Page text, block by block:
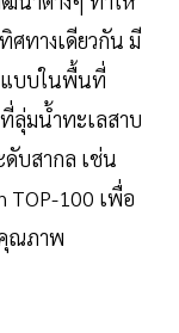
ศทางเดียวกัน มี
แบบในพื้นที่
ลุ่มน้ำทะเลสาบ
ดับสากล เช่น
TOP-100 เพื่อ
ณภาพ